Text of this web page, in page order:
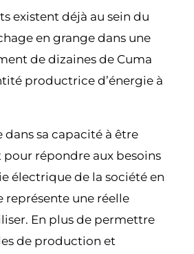
existent déjà au sein du
en grange dans une
de dizaines de Cuma
productrice d’énergie à
sa capacité à être
pour répondre aux besoins
électrique de la société en
représente une réelle
En plus de permettre
de production et